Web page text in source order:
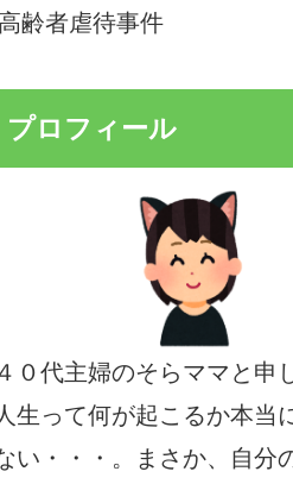
高齢者虐待事件
プロフィール
０代主婦のそらママと申
生って何が起こるか本当
い・・・。まさか、自分